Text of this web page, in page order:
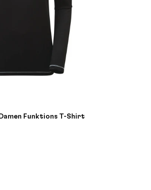
Funktions T-Shirt